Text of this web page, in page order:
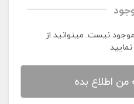
نیست. می‍توانید از
اطلاع بده